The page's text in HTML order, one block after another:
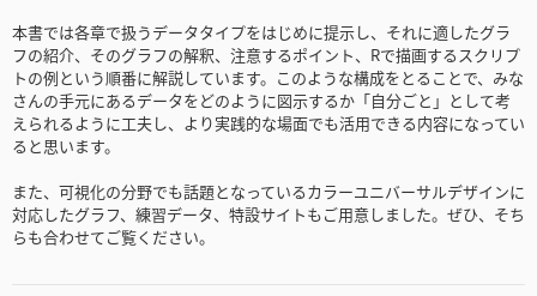
本書では各章で扱うデータタイプをはじめに提示し、それに適したグラ
フの紹介、そのグラフの解釈、注意するポイント、Rで描画するスクリプ
トの例という順番に解説しています。このような構成をとることで、みな
さんの手元にあるデータをどのように図示するか「自分ごと」として考
えられるように工夫し、より実践的な場面でも活用できる内容になってい
ると思います。
また、可視化の分野でも話題となっているカラーユニバーサルデザインに
対応したグラフ、練習データ、特設サイトもご用意しました。ぜひ、そち
らも合わせてご覧ください。